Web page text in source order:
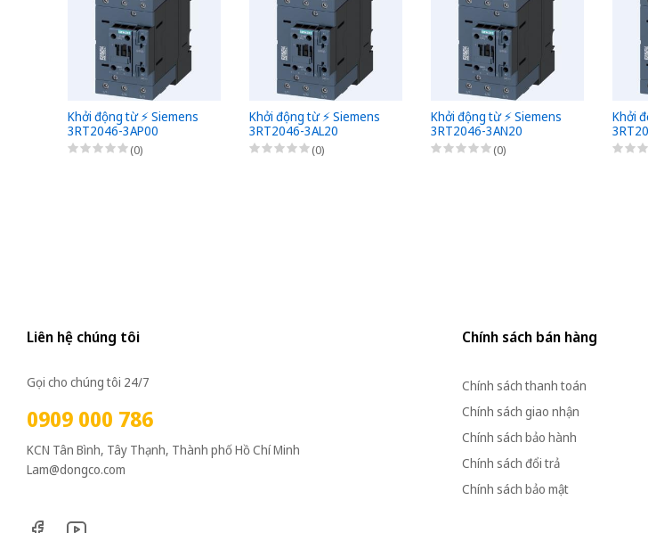
Khởi động từ ⚡️ Siemens
3RT2046-3AP00
(0)
Khởi động từ ⚡️ Siemens
3RT2046-3AL20
(0)
Khởi động từ ⚡️ Siemens
3RT2046-3AN20
(0)
Khởi
Liên hệ chúng tôi
Gọi cho chúng tôi 24/7
0909 000 786
KCN Tân Bình, Tây Thạnh, Thành phố Hồ Chí Minh
Lam@dongco.com
Chính sách bán hàng
Chính sách thanh toán
Chính sách giao nhận
Chính sách bảo hành
Chính sách đổi trả
Chính sách bảo mật